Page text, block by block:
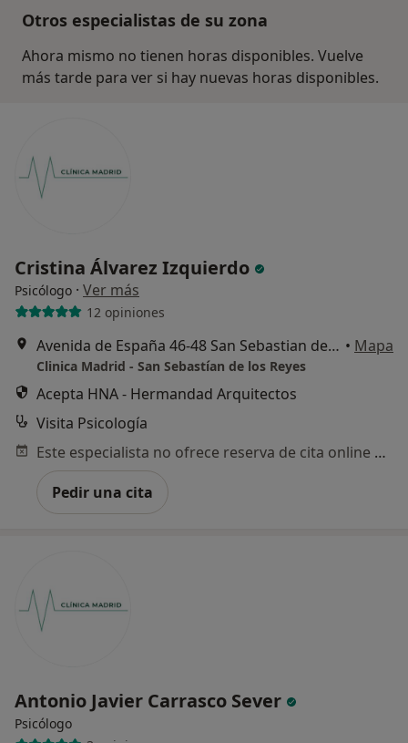
Otros especialistas de su zona
Ahora mismo no tienen horas disponibles. Vuelve
más tarde para ver si hay nuevas horas disponibles.
Cristina Álvarez Izquierdo
Psicólogo · Ver más
12 opiniones
Avenida de España 46-48 San Sebastian de los Reyes, San Sebastián de los Reyes • Mapa
Clinica Madrid - San Sebastían de los Reyes
Acepta HNA - Hermandad Arquitectos
Visita Psicología
Este especialista no ofrece reserva de cita online en esta dirección.
Pedir una cita
Antonio Javier Carrasco Sever
Psicólogo